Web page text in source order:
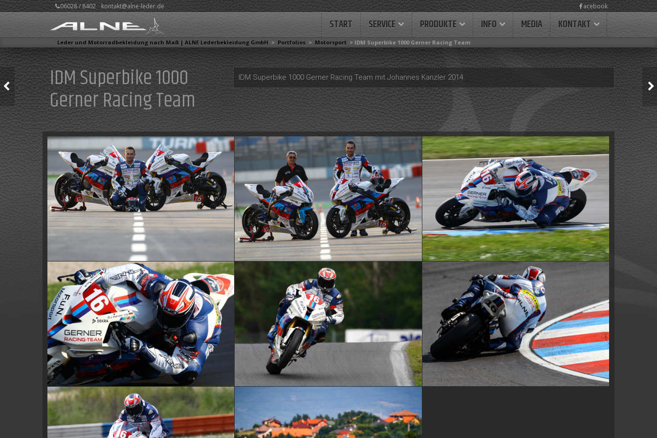
06028 / 8402 kontakt@alne-leder.de acebook
START SERVICE PRODUKTE INFO MEDIA KONTAKT
Leder und Motorradbekleidung nach Maß | ALNE Lederbekleidung GmbH > Portfolios > Motorsport > IDM Superbike 1000 Gerner Racing Team
IDM Superbike 1000
Gerner Racing Team
IDM Superbike 1000 Gerner Racing Team mit Johannes Kanzler 2014
THOMAS KREUZ
SUPERDUKE
BATTLE